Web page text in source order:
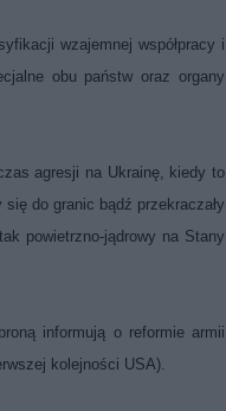
wzajemnej współpracy i
obu państw oraz organy
agresji na Ukrainę, kiedy to
do granic bądź przekraczały
powietrzno-jądrowy na Stany
informują o reformie armii
kolejności USA).